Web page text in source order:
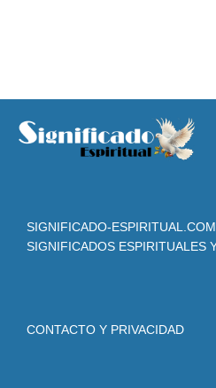
SIGNIFICADO-
SIGNIFICADOS ESPIRITUALES
CONTACTO Y PRIVACIDAD